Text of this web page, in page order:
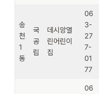
송
천
1
동
국
공
립
데시앙열
린어린이
집
06
3-
27
7-
01
77
06